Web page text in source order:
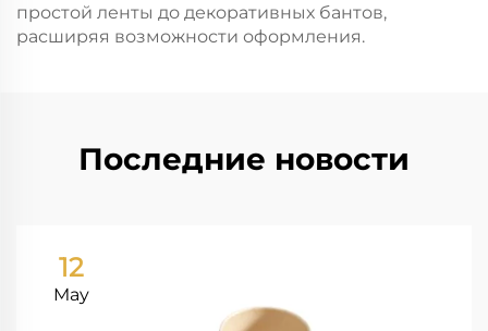
простой ленты до декоративных бантов,
расширяя возможности оформления.
Последние новости
12
May